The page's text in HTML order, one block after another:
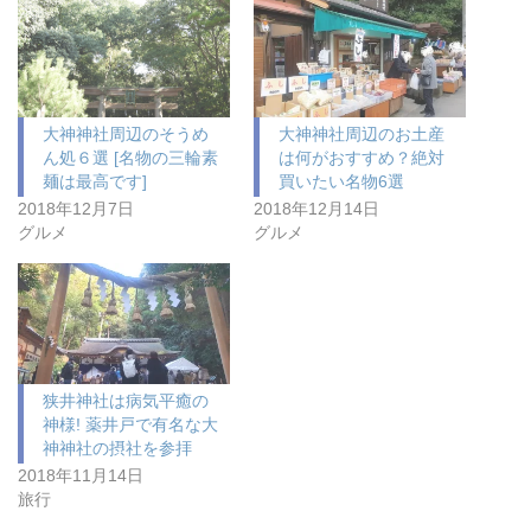
大神神社周辺のそうめ
ん処６選 [名物の三輪素
麺は最高です]
2018年12月7日
グルメ
大神神社周辺のお土産
は何がおすすめ？絶対
買いたい名物6選
2018年12月14日
グルメ
狭井神社は病気平癒の
神様! 薬井戸で有名な大
神神社の摂社を参拝
2018年11月14日
旅行